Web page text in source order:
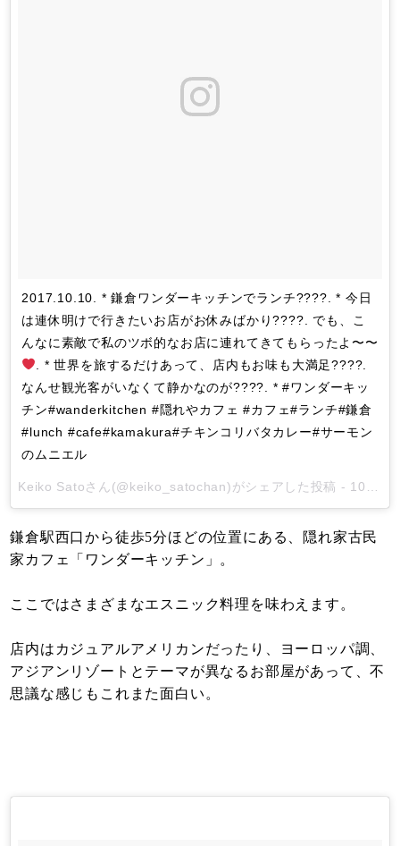
2017.10.10. * 鎌倉ワンダーキッチンでランチ????. * 今日
は連休明けで行きたいお店がお休みばかり????. でも、こ
んなに素敵で私のツボ的なお店に連れてきてもらったよ〜〜
. * 世界を旅するだけあって、店内もお味も大満足????.
なんせ観光客がいなくて静かなのが????. * #ワンダーキッ
チン#wanderkitchen #隠れやカフェ #カフェ#ランチ#鎌倉
#lunch #cafe#kamakura#チキンコリバタカレー#サーモン
のムニエル
Keiko Satoさん(@keiko_satochan)がシェアした投稿 - 10月 9, 2017 at 10:59午後 PDT
鎌倉駅西口から徒歩5分ほどの位置にある、隠れ家古民
家カフェ「ワンダーキッチン」。
ここではさまざまなエスニック料理を味わえます。
店内はカジュアルアメリカンだったり、ヨーロッパ調、
アジアンリゾートとテーマが異なるお部屋があって、不
思議な感じもこれまた面白い。